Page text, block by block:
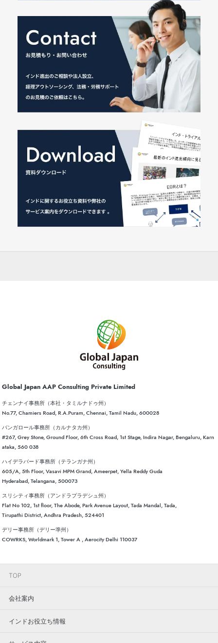
Global Japan AAP Consulting Private Limited
チェンナイ事務所（本社・タミルナドゥ州）
No.77, Chamiers Road, R.A.Puram, Chennai, Tamil Nadu, 600028
バンガロール事務所（カルナタカ州）
#267, Grey Stone, Ground Floor, 6th Cross Road, 1st Stage, Indira Nagar, Bengaluru, Karn
ataka, 560 038
ハイデラバード事務所（テランガナ州）
605/A, 5th Floor, Vasavi MPM Grand, Ameerpet, Yella Reddy Guda
Hyderabad, Telangana, 500073
スリシティ事務所（アンドラプラデシュ州）
Flat No 102, 1st floor, The Abode, Park Avenue Layout, Tada Mandal, Tada,
Tirupathi District, Andhra Pradesh, 524401
デリー事務所（デリー準州）
COWRKS, Worldmark 1, Tower A , Aerocity Delhi 110037
TOP
会社案内
インドお役立ち情報